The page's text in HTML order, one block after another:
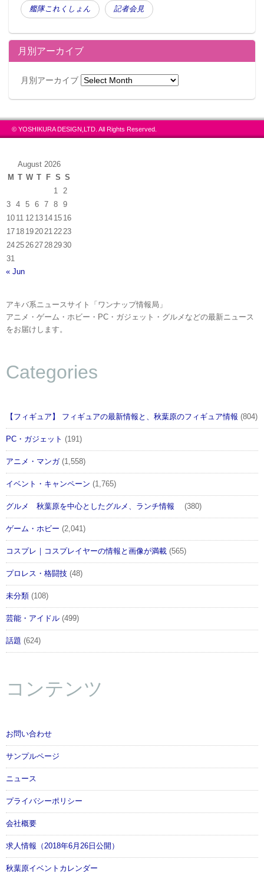
艦隊これくしょん 記者会見
月別アーカイブ
月別アーカイブ
© YOSHIKURA DESIGN,LTD. All Rights Reserved.
August 2026
M T W T F S S
1
2
3
4 5 6 7 8
9
10 11 12 13 14 15 16
17 18 19 20 21 22 23
24 25 26 27 28 2930
31
« Jun
アキバ系ニュースサイト「ワンナップ情報局」
アニメ・ゲーム・ホビー・PC・ガジェット・グルメなどの最新ニュース
をお届けします。
Categories
【フィギュア】 フィギュアの最新情報と、秋葉原のフィギュア情報 (804)
PC・ガジェット (191)
アニメ・マンガ(1,558)
イベント・キャンペーン (1,765)
グルメ 秋葉原を中心としたグルメ、ランチ情報 (380)
ゲーム・ホビー (2,041)
コスプレ｜コスプレイヤーの情報と画像が満載 (565)
プロレス・格闘技 (48)
未分類 (108)
芸能・アイドル (499)
話題 (624)
コンテンツ
お問い合わせ
サンプルページ
ニュース
プライバシーポリシー
会社概要
求人情報（2018年6月26日公開）
秋葉原イベントカレンダー